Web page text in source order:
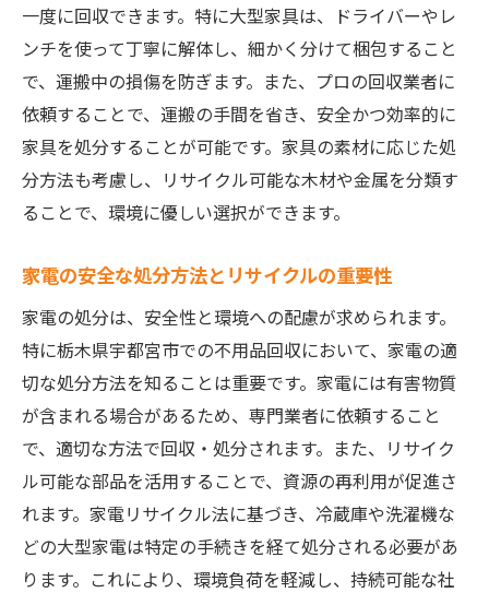
一度に回収できます。特に大型家具は、ドライバーやレ
ンチを使って丁寧に解体し、細かく分けて梱包すること
で、運搬中の損傷を防ぎます。また、プロの回収業者に
依頼することで、運搬の手間を省き、安全かつ効率的に
家具を処分することが可能です。家具の素材に応じた処
分方法も考慮し、リサイクル可能な木材や金属を分類す
ることで、環境に優しい選択ができます。
家電の安全な処分方法とリサイクルの重要性
家電の処分は、安全性と環境への配慮が求められます。
特に栃木県宇都宮市での不用品回収において、家電の適
切な処分方法を知ることは重要です。家電には有害物質
が含まれる場合があるため、専門業者に依頼すること
で、適切な方法で回収・処分されます。また、リサイク
ル可能な部品を活用することで、資源の再利用が促進さ
れます。家電リサイクル法に基づき、冷蔵庫や洗濯機な
どの大型家電は特定の手続きを経て処分される必要があ
ります。これにより、環境負荷を軽減し、持続可能な社